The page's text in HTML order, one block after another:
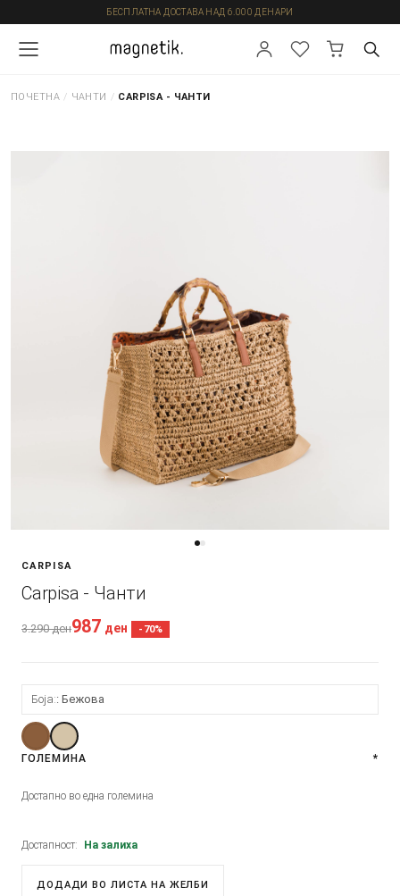
БЕСПЛАТНА ДОСТАВА НАД 6.000 ДЕНАРИ
ПОЧЕТНА / ЧАНТИ / CARPISA - ЧАНТИ
CARPISA
Carpisa - Чанти
3.290ден987 ден -70%
Боја: Бежова
ГОЛЕМИНА *
Достапно во една големина
Достапност: На залиха
ДОДАДИ ВО ЛИСТА НА ЖЕЛБИ